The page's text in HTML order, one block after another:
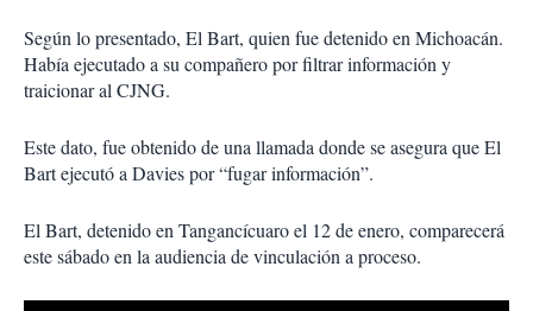
Según lo presentado, El Bart, quien fue detenido en Michoacán.
Había ejecutado a su compañero por filtrar información y
traicionar al CJNG.
Este dato, fue obtenido de una llamada donde se asegura que El
Bart ejecutó a Davies por “fugar información”.
El Bart, detenido en Tangancícuaro el 12 de enero, comparecerá
este sábado en la audiencia de vinculación a proceso.